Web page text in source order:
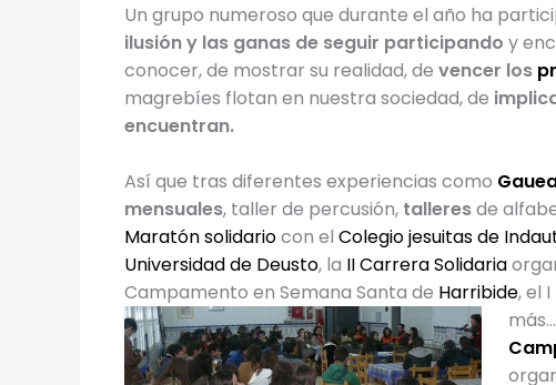
Un grupo numeroso que durante el año ha
ilusión y las ganas de seguir participando y
conocer, de mostrar su realidad, de vencer los
magrebíes flotan en nuestra sociedad, de
encuentran.
Así que tras diferentes experiencias como
mensuales, taller de percusión, talleresde
Maratón solidariocon el Colegio jesuitas de
Universidad de Deusto, la II Carrera Solidaria
Campamento en Semana Santa de Harribide, el I
más…